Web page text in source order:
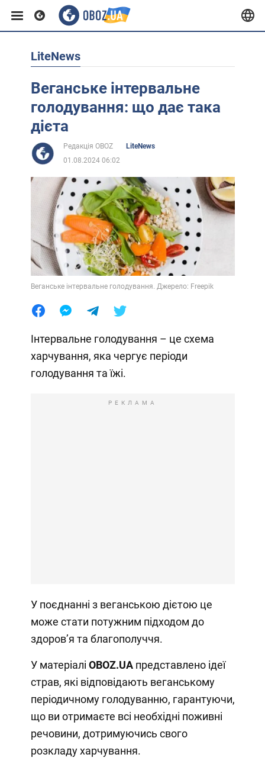
Європа
США
Африка
Лайфхаки
LiteNews
Веганське інтервальне
голодування: що дає така
дієта
Редакція OBOZ
LiteNews
01.08.2024 06:02
Веганське інтервальне голодування. Джерело: Freepik
Інтервальне голодування – це схема
харчування, яка чергує періоди
голодування та їжі.
РЕКЛАМА
У поєднанні з веганською дієтою це
може стати потужним підходом до
здоров’я та благополуччя.
У матеріалі OBOZ.UA представлено ідеї
страв, які відповідають веганському
періодичному голодуванню, гарантуючи,
що ви отримаєте всі необхідні поживні
речовини, дотримуючись свого
розкладу харчування.